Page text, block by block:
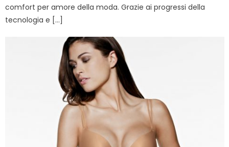
comfort per amore della moda. Grazie ai progressi della
tecnologia e […]